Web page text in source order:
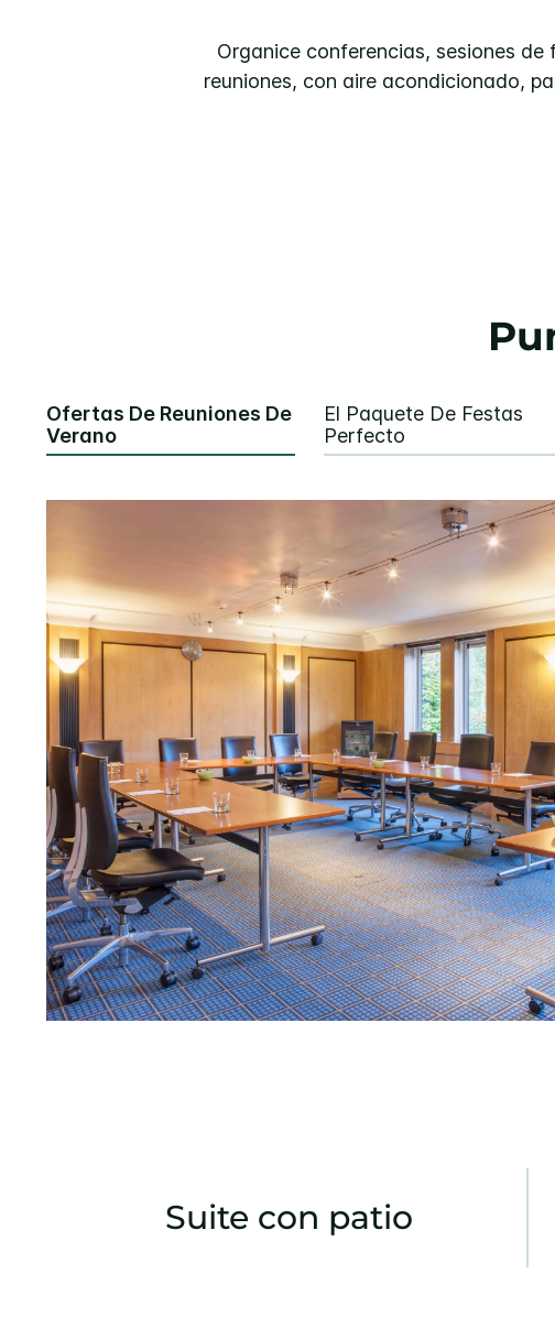
Organice conferencias, sesiones
reuniones, con aire acondicionado,
Ofertas De Reuniones De
Verano
El Paquete De Festas
Perfecto
Suite con patio